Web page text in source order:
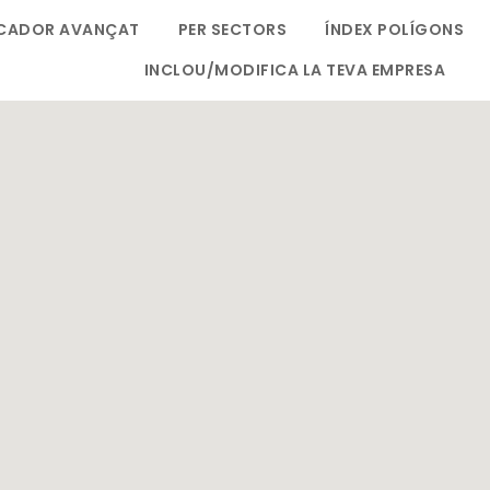
AVANÇAT PER SECTORS
ÍNDEX POLÍGONS
INCLOU/MODIFICA LA TEVA EMPRESA